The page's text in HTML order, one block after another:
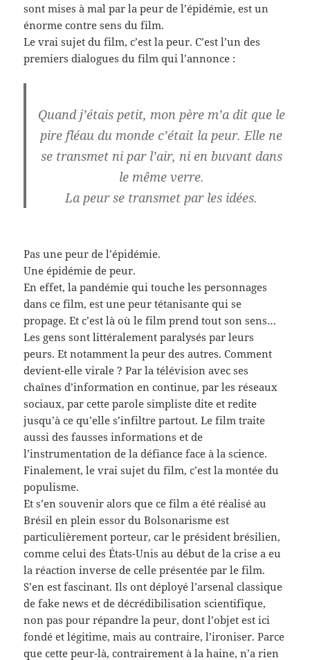
sont mises à mal par la peur de l’épidémie, est un
énorme contre sens du film.
Le vrai sujet du film, c’est la peur. C’est l’un des
premiers dialogues du film qui l’annonce :
Quand j’étais petit, mon père m’a dit que le
pire fléau du monde c’était la peur. Elle ne
se transmet ni par l’air, ni en buvant dans
le même verre.
La peur se transmet par les idées.
Pas une peur de l’épidémie.
Une épidémie de peur.
En effet, la pandémie qui touche les personnages
dans ce film, est une peur tétanisante qui se
propage. Et c’est là où le film prend tout son sens…
Les gens sont littéralement paralysés par leurs
peurs. Et notamment la peur des autres. Comment
devient-elle virale ? Par la télévision avec ses
chaînes d’information en continue, par les réseaux
sociaux, par cette parole simpliste dite et redite
jusqu’à ce qu’elle s’infiltre partout. Le film traite
aussi des fausses informations et de
l’instrumentation de la défiance face à la science.
Finalement, le vrai sujet du film, c’est la montée du
populisme.
Et s’en souvenir alors que ce film a été réalisé au
Brésil en plein essor du Bolsonarisme est
particulièrement porteur, car le président brésilien,
comme celui des États-Unis au début de la crise a eu
la réaction inverse de celle présentée par le film.
S’en est fascinant. Ils ont déployé l’arsenal classique
de fake news et de décrédibilisation scientifique,
non pas pour répandre la peur, dont l’objet est ici
fondé et légitime, mais au contraire, l’ironiser. Parce
que cette peur-là, contrairement à la haine, n’a rien